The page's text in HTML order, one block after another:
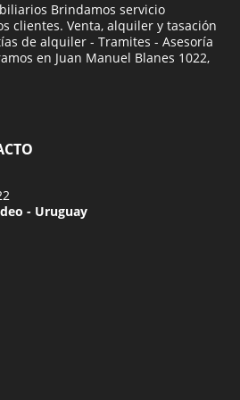
Brindamos servicio
clientes. Venta, alquiler y tasación
de alquiler - Tramites - Asesoría
en Juan Manuel Blanes 1022,
- Uruguay